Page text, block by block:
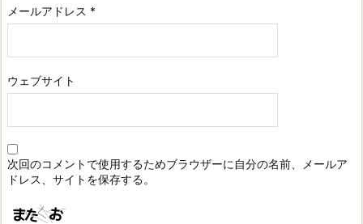
メールアドレス *
ウェブサイト
次回のコメントで使用するためブラウザーに自分の名前、メールア
ドレス、サイトを保存する。